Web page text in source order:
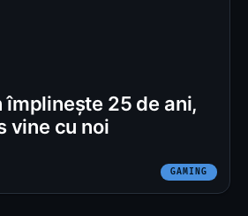
împlinește 25 de ani,
vine cu noi
GAMING